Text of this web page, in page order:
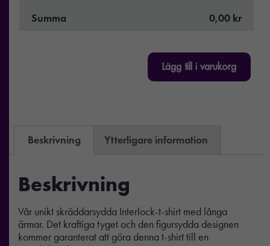
Summa 0,00 kr
Lägg till i varukorg
Beskrivning Ytterligare information
Beskrivning
Vår unikt skräddarsydda Interlock-t-shirt med långa
ärmar. Det kraftiga tyget och den figursydda designen
kommer garanterat att göra denna t-shirt till en